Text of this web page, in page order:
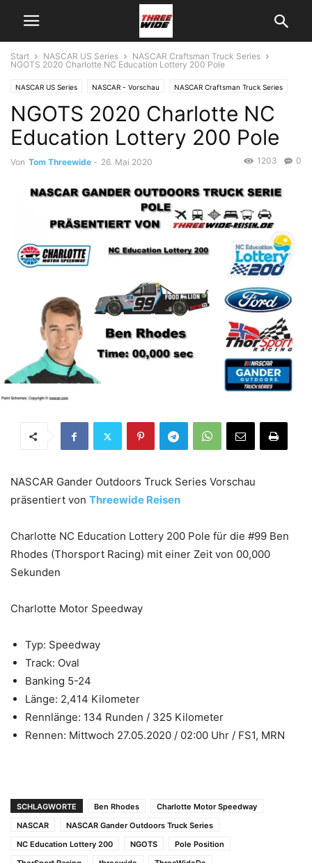
Start NASCAR US Series
NASCAR Craftsman Truck Series
NGOTS 2020 Charlotte NC Education Lottery 200 Pole
NASCAR US Series NASCAR - Vorschau NASCAR Craftsman Truck Series
NGOTS 2020 Charlotte NC
Education Lottery 200 Pole
Von Tom Threewide - 26. Mai 2020 0
1203
NASCAR Gander Outdoors Truck Series Vorschau
präsentiert von Threewide Reisen
Charlotte NC Education Lottery 200 Pole für die #99 Ben
Rhodes (Thorsport Racing) mit einer Zeit von 00,000
Sekunden
Charlotte Motor Speedway
Typ: Speedway
Track: Oval
Banking 5-24
Länge: 2,414 Kilometer
Rennlänge: 134 Runden / 325 Kilometer
Rennen: Mittwoch 27.05.2020 / 02:00 Uhr / FS1, MRN
SCHLAGWORTE Ben Rhodes
Charlotte Motor Speedway
NASCAR
NASCAR Gander Outdoors Truck Series
NC Education Lottery 200
NGOTS
Pole Position